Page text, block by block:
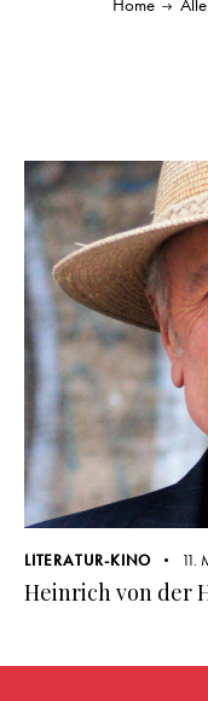
LITERATUR-KINO 11.
Heinrich von der